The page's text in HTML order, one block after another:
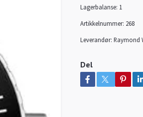
Lagerbalanse: 1
Artikkelnummer: 268
Leverandør: Raymond
Del